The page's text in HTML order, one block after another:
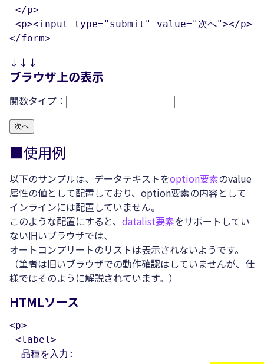
</p>
<p><input type="submit" value="次へ"></p>
</form>
↓↓↓
ブラウザ上の表示
関数タイプ：
■使用例
以下のサンプルは、データテキストをoption要素のvalue
属性の値として配置しており、option要素の内容として
インラインには配置していません。
このような配置にすると、 datalist要素をサポートしてい
ない旧いブラウザでは、
オートコンプリートのリストは表示されないようです。
（筆者は旧いブラウザでの動作確認はしていませんが、仕
様ではそのように解説されています。）
HTMLソース
<p>
<label>
  品種を入力: